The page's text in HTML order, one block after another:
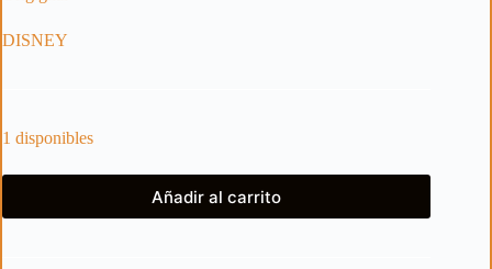
DISNEY
1 disponibles
Añadir al carrito